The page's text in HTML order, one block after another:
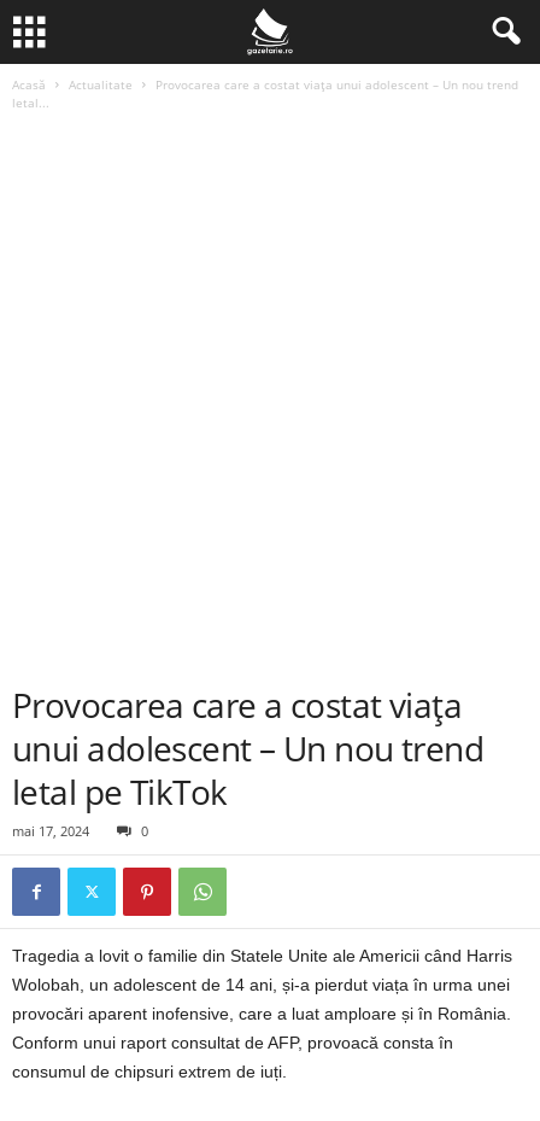
Acasă Actualitate
Provocarea care a costat viața unui adolescent – Un nou trend
letal...
Provocarea care a costat viața
unui adolescent – Un nou trend
letal pe TikTok
mai 17, 2024 0
Tragedia a lovit o familie din Statele Unite ale Americii când Harris
Wolobah, un adolescent de 14 ani, și-a pierdut viața în urma unei
provocări aparent inofensive, care a luat amploare și în România.
Conform unui raport consultat de AFP, provoacă consta în
consumul de chipsuri extrem de iuți.